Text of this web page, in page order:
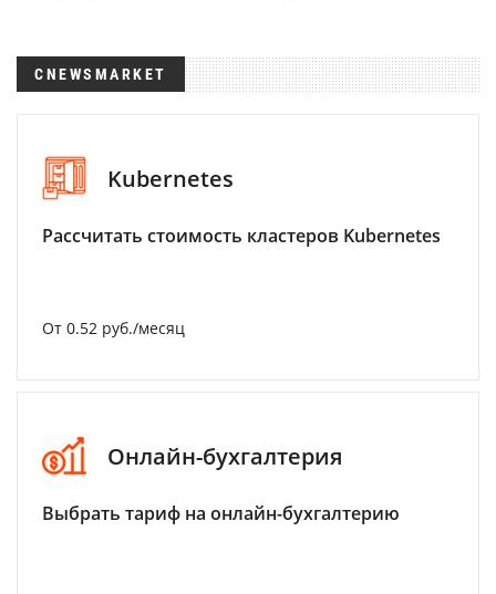
CNEWSMARKET
Kubernetes
Рассчитать стоимость кластеров Kubernetes
От 0.52 руб./месяц
Онлайн-бухгалтерия
Выбрать тариф на онлайн-бухгалтерию